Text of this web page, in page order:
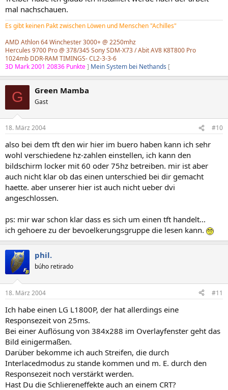
mal nachschauen.
Es gibt keinen Pakt zwischen Löwen und Menschen "Achilles"
AMD Athlon 64 Winchester 3000+ @ 2250mhz
Hercules 9700 Pro @ 378/345 Sony SDM-X73 / Abit AV8 K8T800 Pro
1024mb DDR-RAM TIMINGS- CL2-3-3-6
3D Mark 2001 20836 Punkte] Mein System bei Nethands [
G Green Mamba
Gast
18. März 2004 #10
also bei dem tft den wir hier im buero haben kann ich sehr
wohl verschiedene hz-zahlen einstellen, ich kann den
bildschirm locker mit 60 oder 75hz betreiben. mir ist aber
auch nicht klar ob das einen unterschied bei dir gemacht
haette. aber unserer hier ist auch nicht ueber dvi
angeschlossen.
ps: mir war schon klar dass es sich um einen tft handelt...
ich gehoere zu der bevoelkerungsgruppe die lesen kann.
phil.
búho retirado
18. März 2004 #11
Ich habe einen LG L1800P, der hat allerdings eine
Responsezeit von 25ms.
Bei einer Auflösung von 384x288 im Overlayfenster geht das
Bild einigermaßen.
Darüber bekomme ich auch Streifen, die durch
Interlacedmodus zu stande kommen und m. E. durch den
Responsezeit noch verstärkt werden.
Hast Du die Schliereneffekte auch an einem CRT?